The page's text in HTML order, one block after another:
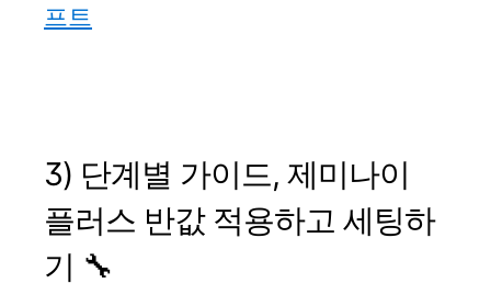
프트
3) 단계별 가이드, 제미나이
플러스 반값 적용하고 세팅하
기 🔧